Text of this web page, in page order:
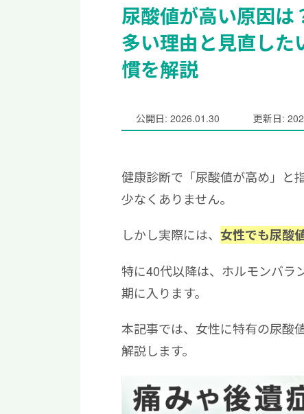
尿酸値が高い原因は
多い理由と見直した
慣を解説
公開日: 2026.01.30 更新日:
健康診断で「尿酸値が高め」と
少なくありません。
しかし実際には、 女性でも尿酸
特に40代以降は、ホルモンバラ
期に入ります。
本記事では、女性に特有の尿酸
解説します。